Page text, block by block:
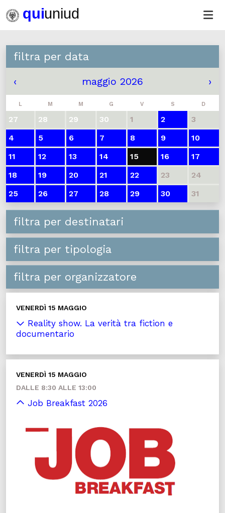
filtra per data
‹ maggio 2026 ›
L M M G V S D
27 28 29 30 1 2
3
4
5 6 7 8 9
10
11
12 13 14 15 16
17
18
19 20 21 22 23
24
25
26 27 28 29 30 31
filtra per destinatari
filtra per tipologia
filtra per organizzatore
VENERDÌ 15 MAGGIO
Reality show. La verità tra fiction e
documentario
VENERDÌ 15 MAGGIO
DALLE 8:30 ALLE 13:00
Job Breakfast 2026